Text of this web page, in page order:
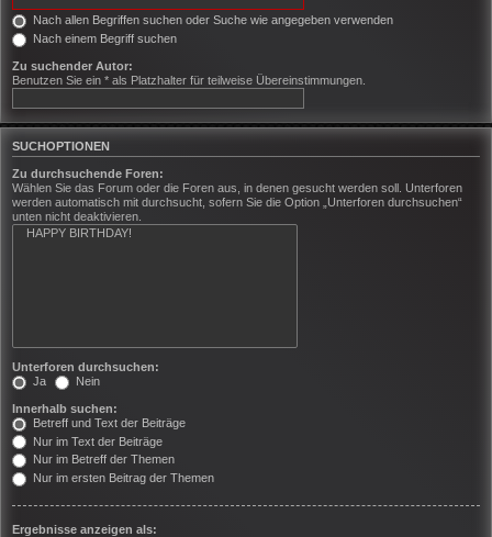
Nach allen Begriffen suchen oder Suche wie angegeben verwenden
Nach einem Begriff suchen
Zu suchender Autor:
Benutzen Sie ein * als Platzhalter für teilweise Übereinstimmungen.
SUCHOPTIONEN
Zu durchsuchende Foren:
Wählen Sie das Forum oder die Foren aus, in denen gesucht werden soll. Unterforen
werden automatisch mit durchsucht, sofern Sie die Option „Unterforen durchsuchen“
unten nicht deaktivieren.
Unterforen durchsuchen:
Ja
Nein
Innerhalb suchen:
Betreff und Text der Beiträge
Nur im Text der Beiträge
Nur im Betreff der Themen
Nur im ersten Beitrag der Themen
Ergebnisse anzeigen als: